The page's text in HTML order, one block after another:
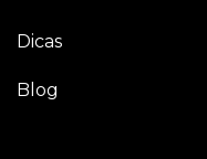
Dicas
Blog